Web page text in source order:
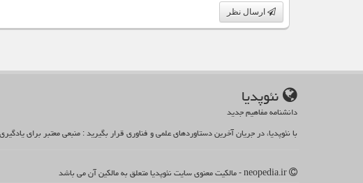
ارسال نظر
نئوپدیا
دانشنامه مفاهیم جدید
با نئوپدیا، در جریان آخرین دستاوردهای علمی و فناوری قرار بگیرید : منبعی معتبر برای